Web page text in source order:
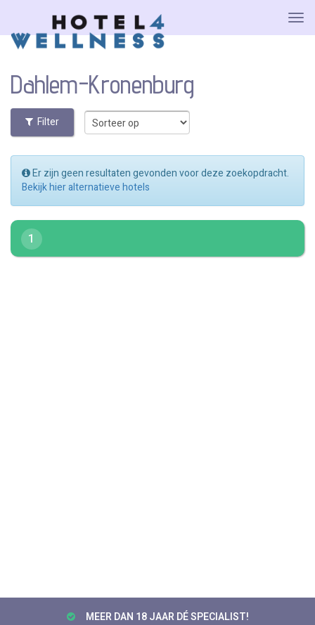
Dahlem-Kronenburg
Filter
Er zijn geen resultaten gevonden voor deze zoekopdracht.
Bekijk hier alternatieve hotels
1
MEER DAN 18 JAAR DÉ SPECIALIST!